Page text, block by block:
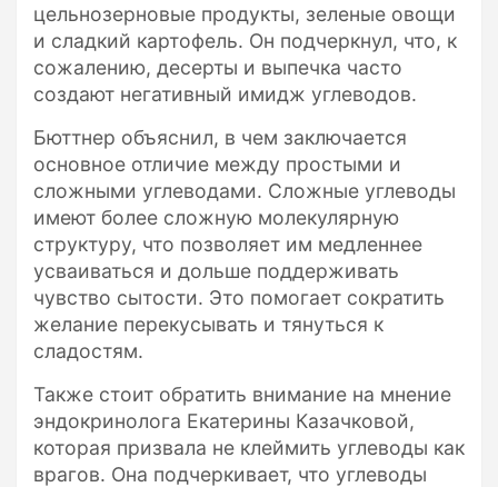
цельнозерновые продукты, зеленые овощи
и сладкий картофель. Он подчеркнул, что, к
сожалению, десерты и выпечка часто
создают негативный имидж углеводов.
Бюттнер объяснил, в чем заключается
основное отличие между простыми и
сложными углеводами. Сложные углеводы
имеют более сложную молекулярную
структуру, что позволяет им медленнее
усваиваться и дольше поддерживать
чувство сытости. Это помогает сократить
желание перекусывать и тянуться к
сладостям.
Также стоит обратить внимание на мнение
эндокринолога Екатерины Казачковой,
которая призвала не клеймить углеводы как
врагов. Она подчеркивает, что углеводы